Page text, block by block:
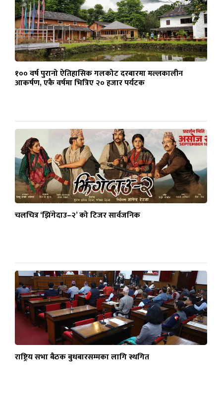
१०० वर्ष पुरानो ऐतिहासिक गलकोट दरबारमा मल्लकालीन
आकर्षण, एकै वर्षमा भित्रिए २० हजार पर्यटक
चलचित्र ‘झिँगेदाउ–२’ को टिजर सार्वजनिक
राष्ट्रिय सभा बैठक बुधबारसम्मका लागि स्थगित